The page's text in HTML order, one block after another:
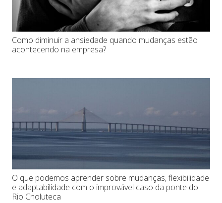
Como diminuir a ansiedade quando mudanças estão
acontecendo na empresa?
O que podemos aprender sobre mudanças, flexibilidade
e adaptabilidade com o improvável caso da ponte do
Rio Choluteca